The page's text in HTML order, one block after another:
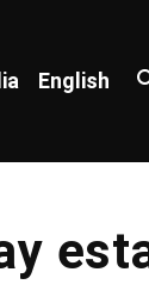
English